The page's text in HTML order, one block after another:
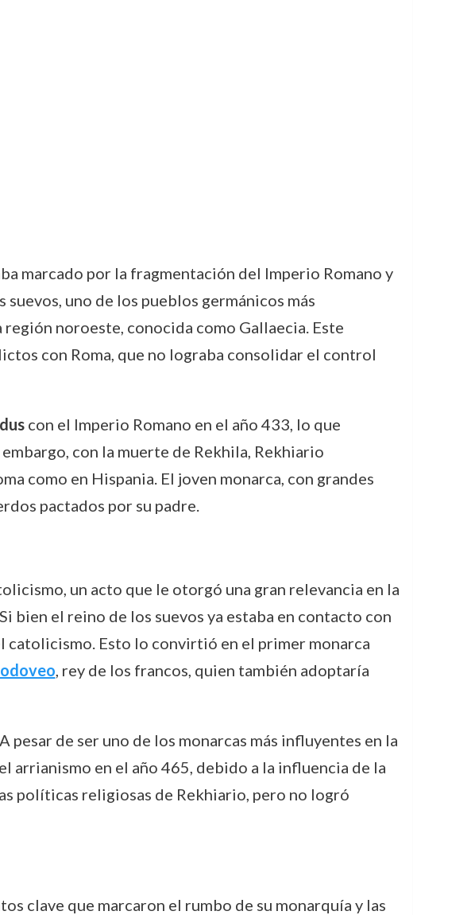
marcado por la fragmentación del Imperio Romano y
uno de los pueblos germánicos más
noroeste, conocida como Gallaecia. Este
con Roma, que no lograba consolidar el control
con el Imperio Romano en el año 433, lo que
con la muerte de Rekhila, Rekhiario
como en Hispania. El joven monarca, con grandes
pactados por su padre.
un acto que le otorgó una gran relevancia en la
bien el reino de los suevos ya estaba en contacto con
catolicismo. Esto lo convirtió en el primer monarca
, rey de los francos, quien también adoptaría
de ser uno de los monarcas más influyentes en la
arrianismo en el año 465, debido a la influencia de la
políticas religiosas de Rekhiario, pero no logró
clave que marcaron el rumbo de su monarquía y las